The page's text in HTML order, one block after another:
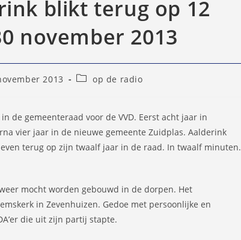
blikt terug op 12
november 2013
2013 Berichtcategorie:
op de radio
de gemeenteraad voor de VVD. Eerst acht jaar in
vier jaar in de nieuwe gemeente Zuidplas. Aalderink
terug op zijn twaalf jaar in de raad. In twaalf minuten.
mocht worden gebouwd in de dorpen. Het
in Zevenhuizen. Gedoe met persoonlijke en
die uit zijn partij stapte.